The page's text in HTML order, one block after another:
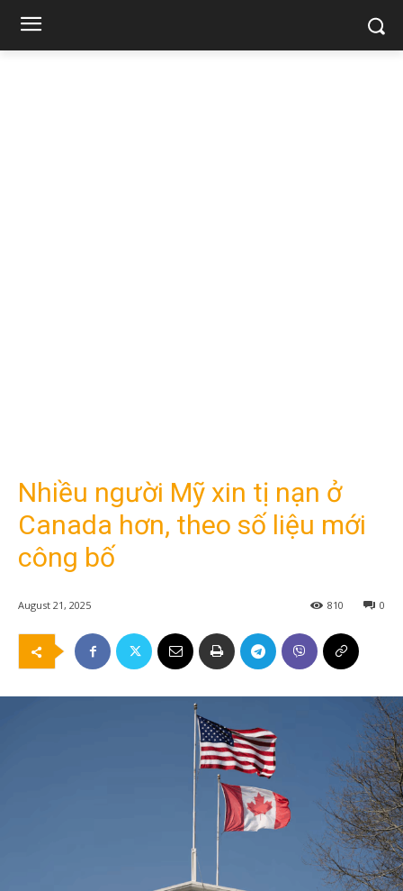
Nhiều người Mỹ xin tị nạn ở
Canada hơn, theo số liệu mới
công bố
August 21, 2025 0
810